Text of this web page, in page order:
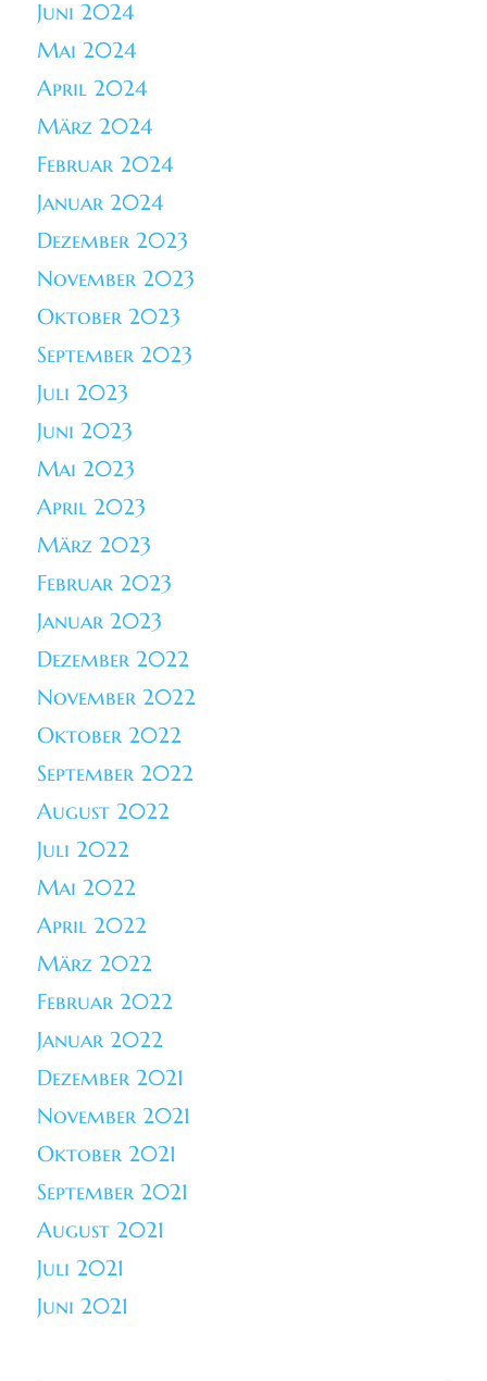
Juni 2024
Mai 2024
April 2024
März 2024
Februar 2024
Januar 2024
Dezember 2023
November 2023
Oktober 2023
September 2023
Juli 2023
Juni 2023
Mai 2023
April 2023
März 2023
Februar 2023
Januar 2023
Dezember 2022
November 2022
Oktober 2022
September 2022
August 2022
Juli 2022
Mai 2022
April 2022
März 2022
Februar 2022
Januar 2022
Dezember 2021
November 2021
Oktober 2021
September 2021
August 2021
Juli 2021
Juni 2021